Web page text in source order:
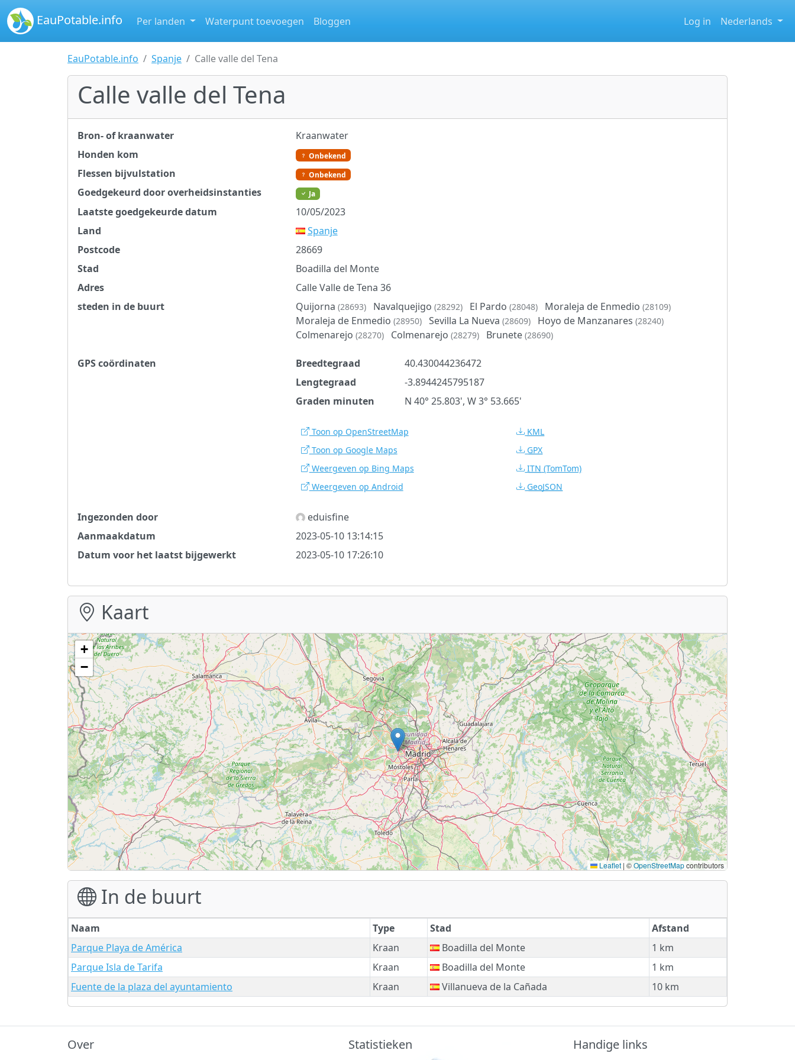
EauPotable.info Per landen Waterpunt toevoegen Bloggen Log in Nederlands
EauPotable.info Spanje Calle valle del Tena
Calle valle del Tena
Bron- of kraanwater
Kraanwater
Honden kom
Onbekend
Flessen bijvulstation Onbekend
Goedgekeurd door overheidsinstanties Ja
Laatste goedgekeurde datum
10/05/2023
Land
Spanje
Postcode
28669
Stad
Boadilla del Monte
Adres
Calle Valle de Tena 36
steden in de buurt
Quijorna (28693) Navalquejigo (28292) El Pardo (28048) Moraleja de Enmedio (28109)
Moraleja de Enmedio (28950) Sevilla La Nueva (28609) Hoyo de Manzanares (28240)
Colmenarejo (28270) Colmenarejo (28279) Brunete (28690)
GPS coördinaten Breedtegraad
40.430044236472
Lengtegraad
-3.8944245795187
Graden minuten
N 40° 25.803', W 3° 53.665'
Toon op OpenStreetMap
Toon op Google Maps
Weergeven op Bing Maps
Weergeven op Android
KML
GPX
ITN (TomTom)
GeoJSON
Ingezonden door
eduisfine
Aanmaakdatum
2023-05-10 13:14:15
Datum voor het laatst bijgewerkt
2023-05-10 17:26:10
Kaart
+
−
Leaflet | ©OpenStreetMapcontributors
In de buurt
Naam Type Stad
Afstand
Parque Playa de América
Kraan Boadilla del Monte
1 km
Parque Isla de Tarifa
Kraan Boadilla del Monte
1 km
Fuente de la plaza del ayuntamiento
Kraan Villanueva de la Cañada 10 km
Over Statistieken Handige links